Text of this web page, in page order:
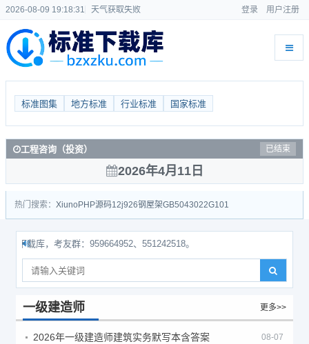
2026-08-09 19:18:32 天气获取失败 登录 用户注册
标准图集 地方标准 行业标准 国家标准
工程咨询（投资） 已结束
2026年4月11日
热门搜索： Xiuno PHP源码12j926钢屋架GB5043022G101
载库，考友群：959664952、551242518。
一级建造师 更多>>
2026年一级建造师建筑实务默写本含答案 08-07